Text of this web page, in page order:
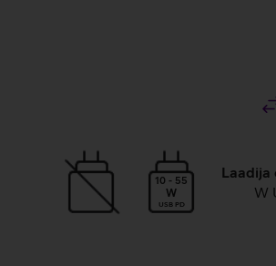
10 - 55
W
USB PD
Laadija
W